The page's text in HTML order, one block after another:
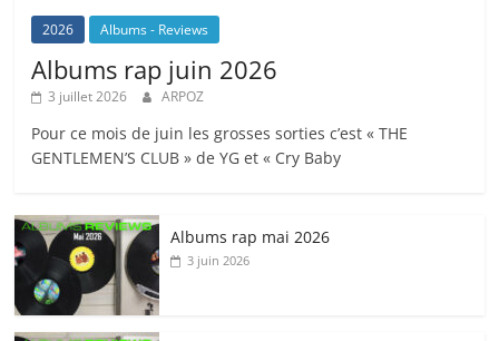
2026 Albums - Reviews
Albums rap juin 2026
3 juillet 2026 ARPOZ
Pour ce mois de juin les grosses sorties c’est « THE
GENTLEMEN’S CLUB » de YG et « Cry Baby
Albums rap mai 2026
3 juin 2026